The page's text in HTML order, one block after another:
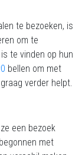
te bezoeken, is
om te
te vinden op hun
bellen om met
verder helpt.
een bezoek
met